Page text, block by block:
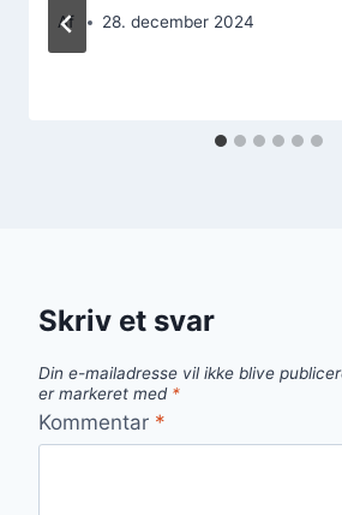
Af 28. december 2024
Skriv et svar
Din e-mailadresse vil ikke blive
er markeret med *
Kommentar *